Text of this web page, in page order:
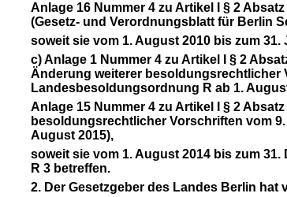
Anlage 16 Nummer 4 zu Artikel I § 2
(Gesetz- und Verordnungsblatt für Berlin
soweit sie vom 1. August 2010 bis zum
c) Anlage 1 Nummer 4 zu Artikel I § 2
Änderung weiterer besoldungsrechtlicher
Landesbesoldungsordnung R ab 1.
Anlage 15 Nummer 4 zu Artikel I § 2
besoldungsrechtlicher Vorschriften vom
August 2015),
soweit sie vom 1. August 2014 bis zum
R 3 betreffen.
2. Der Gesetzgeber des Landes Berlin